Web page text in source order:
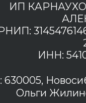
ИП
ИНН:
630005,
Ольги